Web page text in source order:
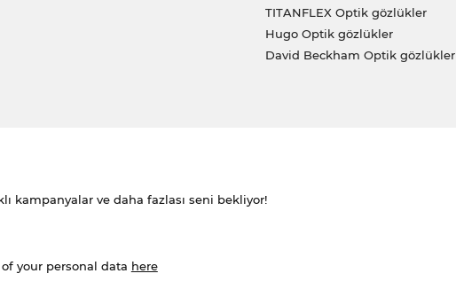
TITANFLEX Optik gözlükler
Hugo Optik gözlükler
David Beckham Optik gözlükler
kampanyalar ve daha fazlası seni bekliyor!
your personal data here